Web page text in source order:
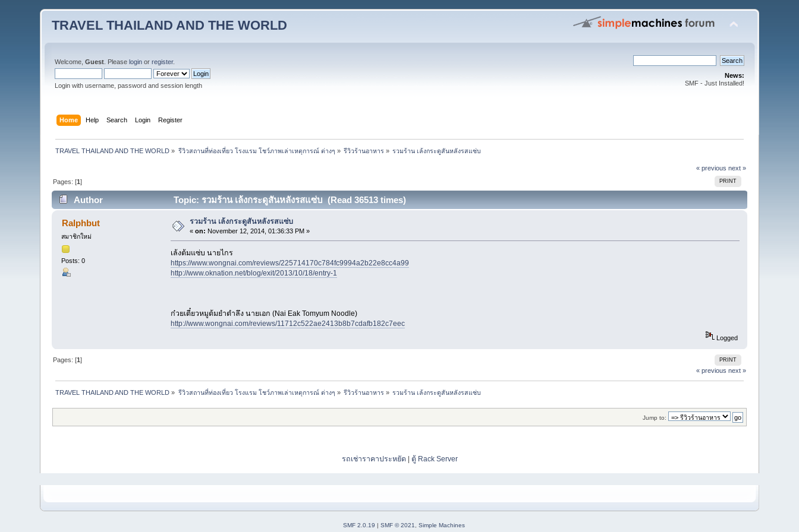
TRAVEL THAILAND AND THE WORLD
Welcome,Guest . Pleaselogin orregister.
Login with username, password and session length
News:
SMF - Just Installed!
Home Help Search Login Register
TRAVEL THAILAND AND THE WORLD » รีวิวสถานที่ท่องเที่ยว โรงแรม โชว์ภาพเล่าเหตุการณ์ ต่างๆ » รีวิวร้านอาหาร » รวมร้าน เล้งกระดูสันหลังรสแซ่บ
« previous next »
PRINT
Pages: [1]
Author Topic: รวมร้าน เล้งกระดูสันหลังรสแซ่บ (Read 36513 times)
Ralphbut
สมาชิกใหม่
Posts: 0
รวมร้าน เล้งกระดูสันหลังรสแซ่บ
«on: November 12, 2014, 01:36:33 PM »
เล้งต้มแซ่บ นายไกร
https://www.wongnai.com/reviews/225714170c784fc9994a2b22e8cc4a99
http://www.oknation.net/blog/exit/2013/10/18/entry-1
ก๋วยเตี๋ยวหมูต้มยำตำลึง นายเอก (Nai Eak Tomyum Noodle)
http://www.wongnai.com/reviews/11712c522ae2413b8b7cdafb182c7eec
Logged
PRINT
Pages: [1]
« previous next »
TRAVEL THAILAND AND THE WORLD » รีวิวสถานที่ท่องเที่ยว โรงแรม โชว์ภาพเล่าเหตุการณ์ ต่างๆ » รีวิวร้านอาหาร » รวมร้าน เล้งกระดูสันหลังรสแซ่บ
Jump to:
รถเช่าราคาประหยัด ตู้ Rack Server
SMF 2.0.19 SMF © 2021, Simple Machines